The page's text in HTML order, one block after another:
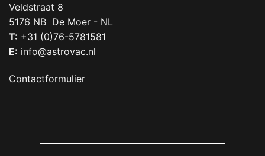
Veldstraat 8
5176 NB De Moer - NL
T: +31 (0)76-5781581
E: info@astrovac.nl
Contactformulier